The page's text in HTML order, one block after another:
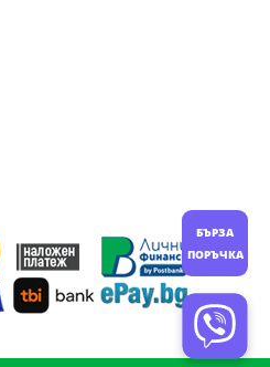
БЪРЗА
ПОРЪЧКА